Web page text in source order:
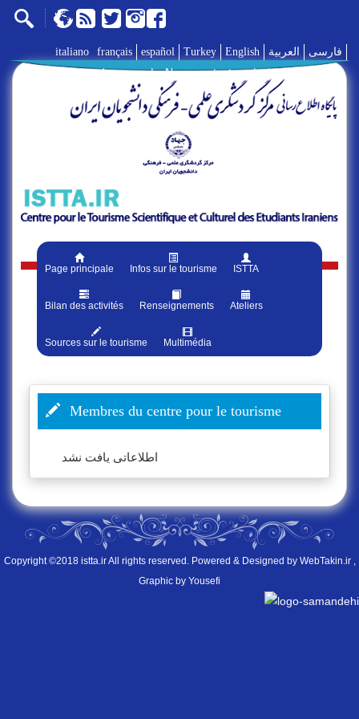
فارسی العربية English
Turkey
español
français
italiano
A propos de nous | Nous contacter | Liens
Page principale Infos sur le tourisme ISTTA
Bilan des activités Renseignements Ateliers
Sources sur le tourisme Multimédia
Membres du centre pour le tourisme
اطلاعاتی یافت نشد
Copyright ©2018 istta.ir All rights reserved. Powered & Designed by WebTakin.ir,
Graphic by Yousefi